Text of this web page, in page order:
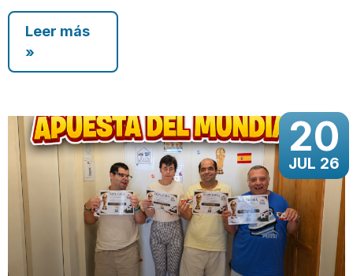
Leer más
»
20
JUL 26